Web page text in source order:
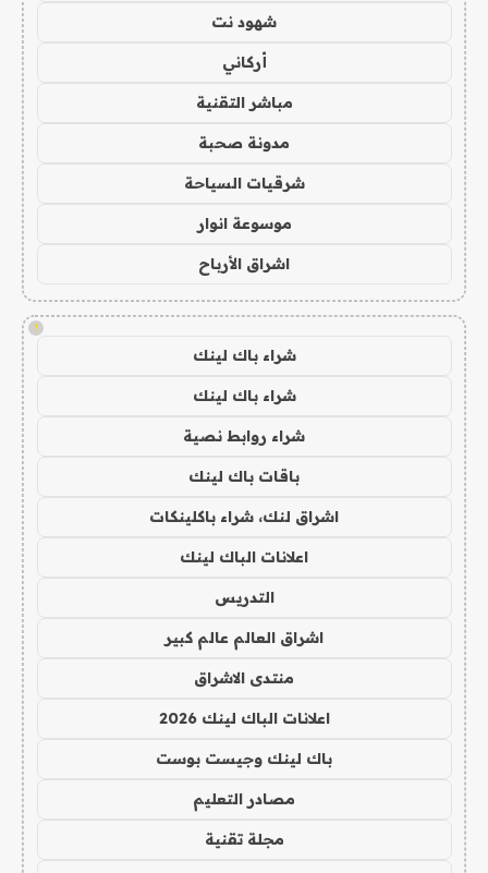
شهود نت
أركاني
مباشر التقنية
مدونة صحبة
شرقيات السياحة
موسوعة انوار
اشراق الأرباح
!
شراء باك لينك
شراء باك لينك
شراء روابط نصية
باقات باك لينك
اشراق لنك، شراء باكلينكات
اعلانات الباك لينك
التدريس
اشراق العالم عالم كبير
منتدى الاشراق
اعلانات الباك لينك 2026
باك لينك وجيست بوست
مصادر التعليم
مجلة تقنية